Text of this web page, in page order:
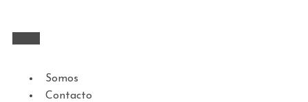
Somos
Contacto